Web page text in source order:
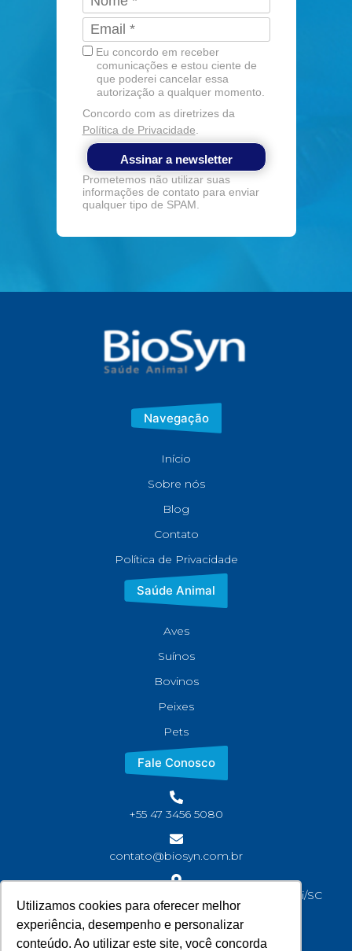
Utilizamos cookies para oferecer melhor
experiência, desempenho e personalizar
conteúdo. Ao utilizar este site, você concorda
Eu concordo em receber
comunicações e estou ciente de
que poderei cancelar essa
autorização a qualquer momento.
Concordo com as diretrizes da
Política de Privacidade
Assinar a newsletter
Prometemos não utilizar suas
informações de contato para enviar
qualquer tipo de SPAM.
Navegação
Início
Sobre nós
Blog
Contato
Política de Privacidade
Saúde Animal
Aves
Suínos
Bovinos
Peixes
Pets
Fale Conosco
+55 47 3456 5080
contato@biosyn.com.br
Rua João Jaime Faria, S/N Bairro Corveta, Araquari/SC
CEP: 89245-000